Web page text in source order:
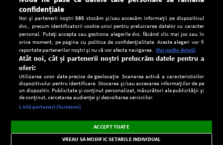
CONFIDENŢIALITATE
Descarcă gratuit aplicaţia Europa FM pentru smartphone:
Setări:
Dark
Mode
Radio live, podcasturi, știri și alerte
importante.
×
confidențiale
Noi și partenerii noștri585 stocăm și/sau accesăm informații pe dispozitivul
dvs., precum identificatorii cookie unici pentru prelucrarea datelor cu caracter
personal. Puteți accepta sau gestiona alegerile dvs. făcând clic mai jos sau în
orice moment, pe pagina cu politica de confidențialitate. Aceste alegeri vor fi
raportate partenerilor noștri și nu vă vor afecta navigarea. Mai multe detalii
Atât noi, cât și partenerii noștri prelucrăm datele pentru a
oferi:
Utilizarea unor date precise de geolocație. Scanarea activă a caracteristicilor
dispozitivului pentru identificare. Stocarea și/sau accesarea informațiilor de pe
un dispozitiv. Publicitate și conținut personalizat, măsurători ale publicității și
de conținut, cercetarea audienței și dezvoltarea serviciilor.
Listă parteneri (furnizori)
ACCEPT TOATE
VREAU SA MODIFIC SETARILE INDIVIDUAL